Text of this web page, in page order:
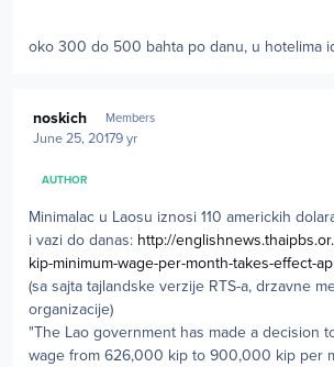
oko 300 do 500 bahta po danu, u hotelima
noskich Members
June 25, 20179 yr
AUTHOR
Minimalac u Laosu iznosi 110 americkih
i vazi do danas: http://
kip-minimum-wage-per-month-takes-effect-
(sa sajta tajlandske verzije RTS-a, drzavne
organizacije)
"The Lao government has made a decision
wage from 626,000 kip to 900,000 kip per